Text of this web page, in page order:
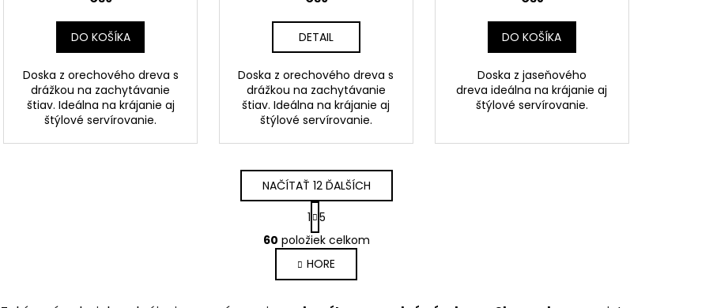
DO KOŠÍKA
Doska z orechového dreva s
drážkou na zachytávanie
štiav. Ideálna na krájanie aj
štýlové servírovanie.
DETAIL
Doska z orechového dreva s
drážkou na zachytávanie
štiav. Ideálna na krájanie aj
štýlové servírovanie.
DO KOŠÍKA
Doska z jaseňového
dreva ideálna na krájanie aj
štýlové servírovanie.
O
v
l
á
NAČÍTAŤ 12 ĎALŠÍCH
S
t
r
á
n
k
1 5
60 položiek celkom
HORE